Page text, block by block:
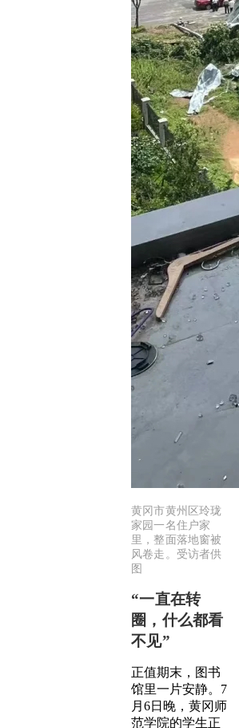
黄冈市黄州区玲珑
家园一名住户家
里，整面落地窗被
风卷走。受访者供
图
“一直在转
圈，什么都看
不见”
正值期末，图书
馆里一片安静。7
月6日晚，黄冈师
范学院的学生正